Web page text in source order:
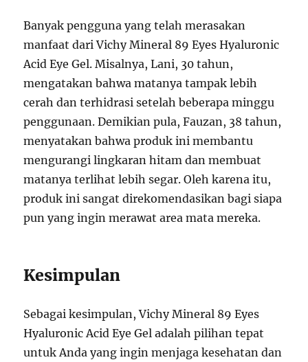
Banyak pengguna yang telah merasakan
manfaat dari Vichy Mineral 89 Eyes Hyaluronic
Acid Eye Gel. Misalnya, Lani, 30 tahun,
mengatakan bahwa matanya tampak lebih
cerah dan terhidrasi setelah beberapa minggu
penggunaan. Demikian pula, Fauzan, 38 tahun,
menyatakan bahwa produk ini membantu
mengurangi lingkaran hitam dan membuat
matanya terlihat lebih segar. Oleh karena itu,
produk ini sangat direkomendasikan bagi siapa
pun yang ingin merawat area mata mereka.
Kesimpulan
Sebagai kesimpulan, Vichy Mineral 89 Eyes
Hyaluronic Acid Eye Gel adalah pilihan tepat
untuk Anda yang ingin menjaga kesehatan dan